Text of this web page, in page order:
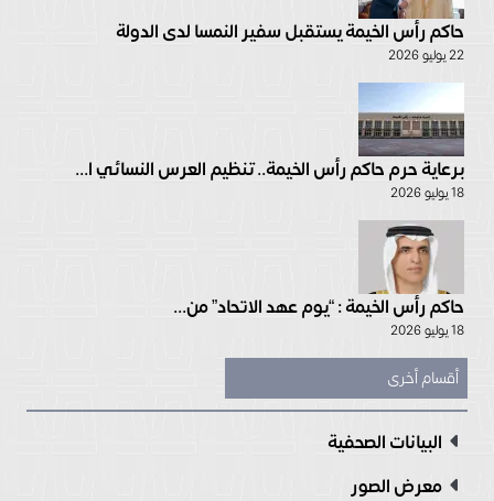
حاكم رأس الخيمة يستقبل سفير النمسا لدى الدولة
22 يوليو 2026
برعاية حرم حاكم رأس الخيمة.. تنظيم العرس النسائي ا...
18 يوليو 2026
حاكم رأس الخيمة : “يوم عهد الاتحاد” من...
18 يوليو 2026
أقسام أخرى
البيانات الصحفية
معرض الصور